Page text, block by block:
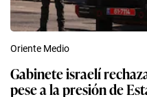
Oriente Medio
Gabinete israelí
pese a la presión de